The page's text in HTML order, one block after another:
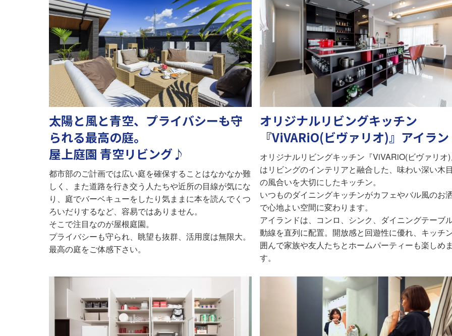
太陽と風と青空、プライバシーも守
られる最高の庭。
屋上庭園 青空リビング♪
都市部のご計画では広い庭を確保することはなかなか難
しく、また道路を行き交う人たちや近所の目線が気にな
り、庭でバーベキューをしたり気ままに本を読んでくつ
ろいだりするなど、 容易ではありません。
そこで注目なのが屋根庭園。
プライバシーも守られ、眺望も抜群、活用度は無限大。
最高の庭をご体感下さい。
オリジナルリビングキッチン
『ViVARiO(ビヴァリオ)』アイラ
オリジナルリビングキッチン『ViVARiO(ビヴァリオ
はリビングのインテリアと融合した、味わい深い木
の風合いを大切にしたキッチン。
いつものダイニングキッチンがカフェやバル風のお
で心地よい空間に変わります。
アイランドは、コンロ、シンク、ダイニングテーブ
動線を直列に配置。開放感と回遊性に優れ、キッチ
囲んで家族や友人たちとホームパーティーも楽しめ
す。